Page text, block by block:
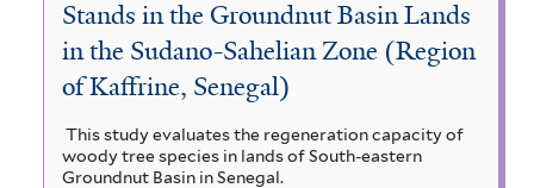
Stands in the Groundnut Basin Lands
in the Sudano-Sahelian Zone (Region
of Kaffrine, Senegal)
This study evaluates the regeneration capacity of
woody tree species in lands of South-eastern
Groundnut Basin in Senegal.